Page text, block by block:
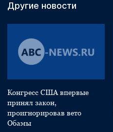
Другие новости
Конгресс США впервые
принял закон,
проигнорировав вето
Обамы